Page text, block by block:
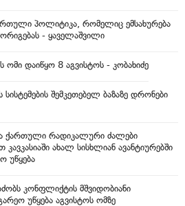
პოლიტიკა, რომელიც ემსახურება
- ყაველაშვილი
დაიწყო 8 აგვისტოს - კობახიძე
სისტემების შემკეთებელ ბაზაზე დრონები
ქართული რადიკალური ძალები
ახალ სისხლიან ავანტიურებში
უწყება
კონფლიქტის მშვიდობიანი
უწყება აგვისტოს ომზე